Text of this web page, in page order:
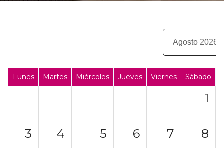
Lunes Martes Miércoles Jueves Viernes Sábado
1
3 4 5 6 7 8